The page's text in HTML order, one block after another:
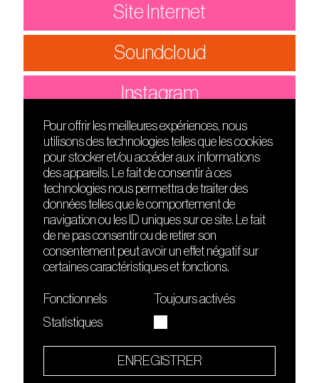
Site Internet
Soundcloud
Instagram
DÉCOUVRIR
Le lieu
Contact
Presse
Cours de DJing
TMLAB
FRIENDS
Nuits sonores
HEAT
Hôtel71
La Gaîté Lyrique
Le Sucre fait partie de
Quartier culturel et créatif
Pour offrir les meilleures expériences, nous
utilisons des technologies telles que les cookies
pour stocker et/ou accéder aux informations
des appareils. Le fait de consentir à ces
technologies nous permettra de traiter des
données telles que le comportement de
navigation ou les ID uniques sur ce site. Le fait
de ne pas consentir ou de retirer son
consentement peut avoir un effet négatif sur
certaines caractéristiques et fonctions.
Fonctionnels
Toujours activés
Statistiques
ENREGISTRER